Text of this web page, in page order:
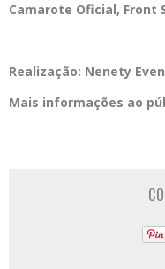
Camarote Oficial, Front
Realização: Nenety
Mais informações ao